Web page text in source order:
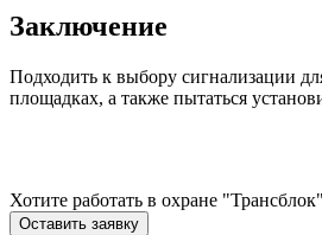
Заключение
Подходить к выбору сигнализации
площадках, а также пытаться
Хотите работать в охране
Оставить заявку